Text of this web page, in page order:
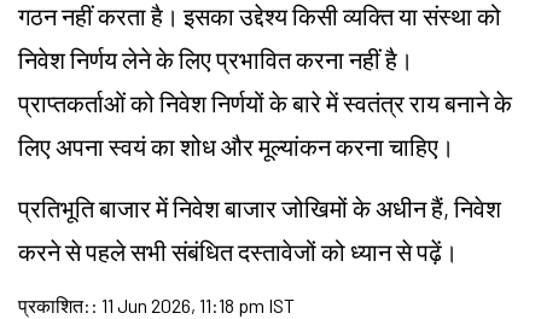
गठन नहीं करता है। इसका उद्देश्य किसी व्यक्ति या संस्था को
निवेश निर्णय लेने के लिए प्रभावित करना नहीं है।
प्राप्तकर्ताओं को निवेश निर्णयों के बारे में स्वतंत्र राय बनाने के
लिए अपना स्वयं का शोध और मूल्यांकन करना चाहिए।
प्रतिभूति बाजार में निवेश बाजार जोखिमों के अधीन हैं, निवेश
करने से पहले सभी संबंधित दस्तावेजों को ध्यान से पढ़ें।
प्रकाशित: : 11 Jun 2026, 11:18 pm IST